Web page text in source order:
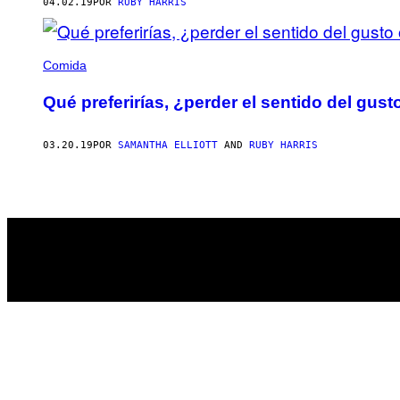
AUTHOR
04.02.19 POR RUBY HARRIS
Comida
Qué preferirías, ¿perder el sentido del
03.20.19 POR SAMANTHA ELLIOTT AND RUBY HARRIS